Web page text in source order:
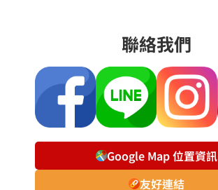
聯絡我們
Google Map 位置資訊
友好連結